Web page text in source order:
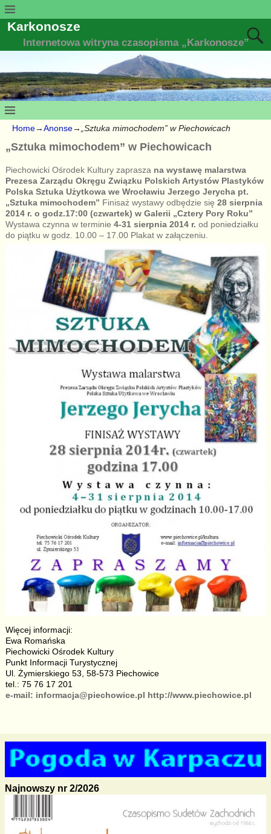
Karkonosze
Internetowa witryna czasopisma „Karkonosze”
Home→Anonse→ „Sztuka mimochodem” w Piechowicach
„Sztuka mimochodem” w Piechowicach
Piechowicki Ośrodek Kultury zaprasza na wystawę malarstwa
Prezesa Zarządu Okręgu Związku Polskich Artystów Plastyków
Polska Sztuka Użytkowa we Wrocławiu Jerzego Jerycha pt.
„Sztuka mimochodem” Finisaż wystawy odbędzie się 28 sierpnia
2014 r. o godz.17:00 (czwartek) w Galerii „Cztery Pory Roku”
Wystawa czynna w terminie 4-31 sierpnia 2014 r. od poniedziałku
do piątku w godz. 10.00 – 17.00 Plakat w załączeniu.
Więcej informacji:
Ewa Romańska
Piechowicki Ośrodek Kultury
Punkt Informacji Turystycznej
Ul. Żymierskiego 53, 58-573 Piechowice
tel.: 75 76 17 201
e-mail: informacja@piechowice.pl http://www.piechowice.pl
Najnowszy nr 2/2026